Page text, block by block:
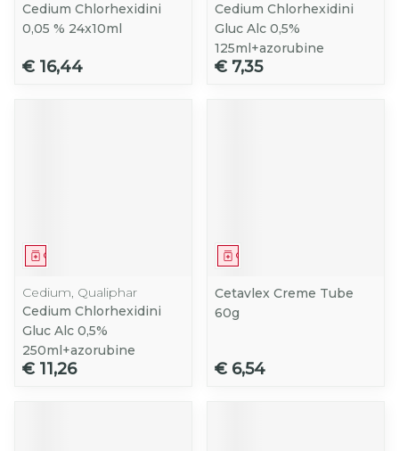
Cedium Chlorhexidini
0,05 % 24x10ml
€ 16,44
Cedium Chlorhexidini
Gluc Alc 0,5%
125ml+azorubine
€ 7,35
Geneesmiddel
Cedium, Qualiphar
Cedium Chlorhexidini
Gluc Alc 0,5%
250ml+azorubine
€ 11,26
Geneesmiddel
Cetavlex Creme Tube
60g
€ 6,54